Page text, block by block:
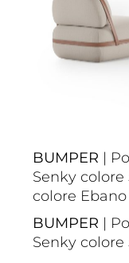
BUMPER |
Senky colore
colore Ebano
BUMPER |
Senky colore